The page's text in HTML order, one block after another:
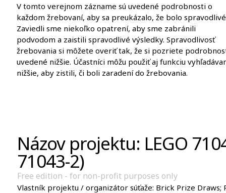
V tomto verejnom zázname sú uvedené podrobnosti o
každom žrebovaní, aby sa preukázalo, že bolo
Zaviedli sme niekoľko opatrení, aby sme zabránili
podvodom a zaistili spravodlivé výsledky. Spravodlivosť
žrebovania si môžete overiť tak, že si pozriete
uvedené nižšie. Účastníci môžu použiť aj funkciu
nižšie, aby zistili, či boli zaradení do žrebovania.
Názov projektu: LEGO
71043-2)
Free edition - for non-profit purposes only
Vlastník projektu / organizátor súťaže: Brick Prize Draws;